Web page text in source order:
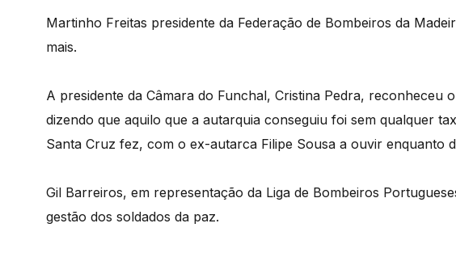
Martinho Freitas presidente da Federação de Bombeiros da
mais.
A presidente da Câmara do Funchal, Cristina Pedra, reconheceu
dizendo que aquilo que a autarquia conseguiu foi sem qualquer
Santa Cruz fez, com o ex-autarca Filipe Sousa a ouvir enquanto
Gil Barreiros, em representação da Liga de Bombeiros
gestão dos soldados da paz.